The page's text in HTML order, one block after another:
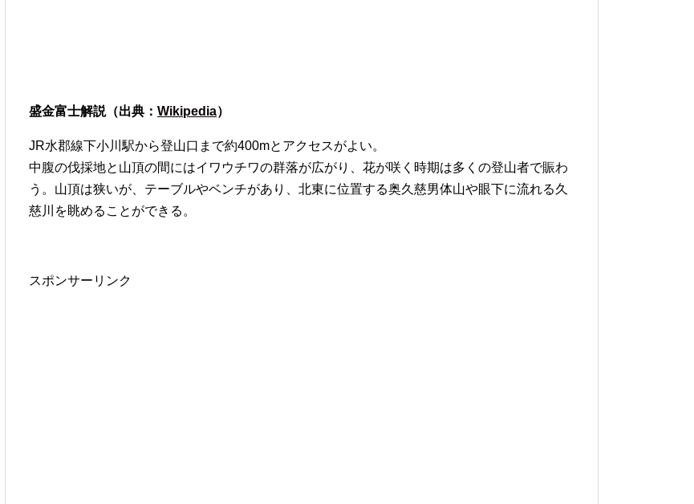
盛金富士解説（出典： Wikipedia）
JR水郡線下小川駅から登山口まで約400mとアクセスがよい。
中腹の伐採地と山頂の間にはイワウチワの群落が広がり、花が咲く時期は多くの登山者で賑わ
う。山頂は狭いが、テーブルやベンチがあり、北東に位置する奥久慈男体山や眼下に流れる久
慈川を眺めることができる。
スポンサーリンク